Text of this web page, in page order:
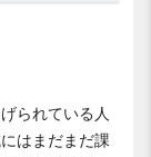
られている人
はまだまだ課